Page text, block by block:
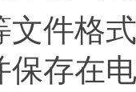
格式
保存在